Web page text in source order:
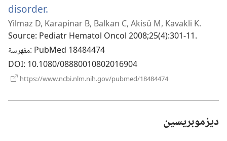
disorder.
نافذة
جديدة)
Yilmaz D, Karapinar B, Balkan C, Akisü M, Kavakli K.
Source‎: Pediatr Hematol Oncol 2008;25(4):301-11.
مفهرسة‎: PubMed 18484474
DOI‎: 10.1080/08880010802016904
https://www.ncbi.nlm.nih.gov/pubmed/18484474
ديزموبريسين